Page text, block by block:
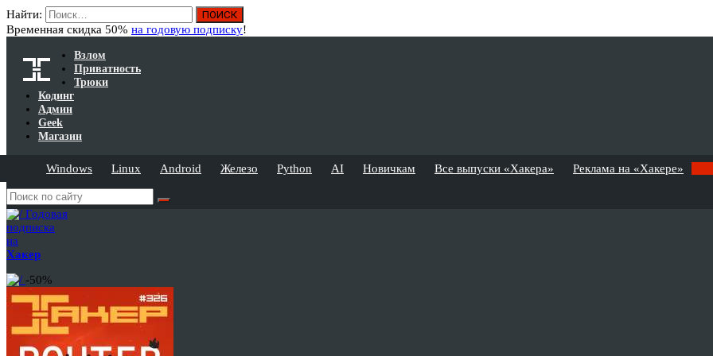
Найти:
Временная скидка 50% на годовую подписку!
Взлом
Приватность
Трюки
Кодинг
Админ
Geek
Магазин
Windows Linux Android Железо Python AI Новичкам Все выпуски «Хакера» Реклама на «Хакере»
Годовая
подписка
на
Хакер
-50%